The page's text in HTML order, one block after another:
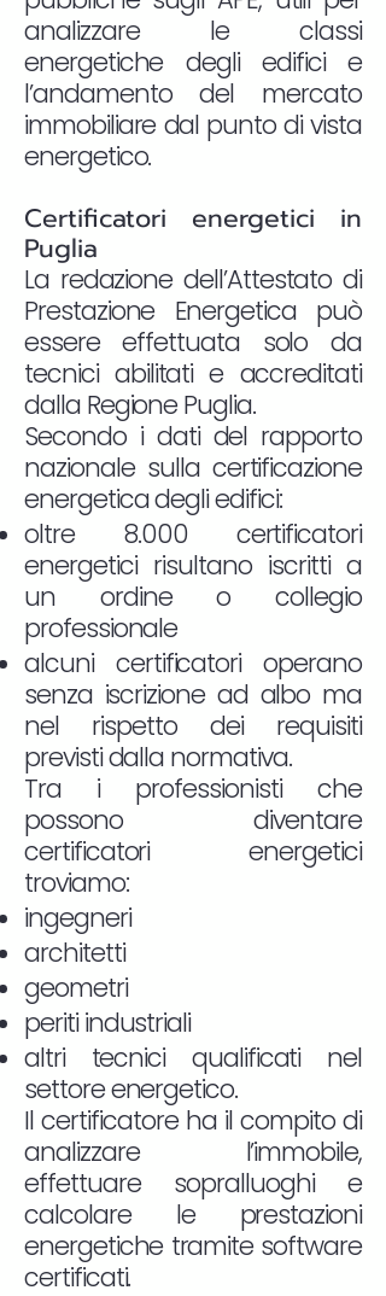
analizzare le classi
energetiche degli edifici e
l’andamento del mercato
immobiliare dal punto di vista
energetico.
Certificatori energetici in
Puglia
La redazione dell’Attestato di
Prestazione Energetica può
essere effettuata solo da
tecnici abilitati e accreditati
dalla Regione Puglia.
Secondo i dati del rapporto
nazionale sulla certificazione
energetica degli edifici:
oltre 8.000 certificatori
energetici risultano iscritti a
un ordine o collegio
professionale
alcuni certificatori operano
senza iscrizione ad albo ma
nel rispetto dei requisiti
previsti dalla normativa.
Tra i professionisti che
possono diventare
certificatori energetici
troviamo:
ingegneri
architetti
geometri
periti industriali
altri tecnici qualificati nel
settore energetico.
Il certificatore ha il compito di
analizzare l’immobile,
effettuare sopralluoghi e
calcolare le prestazioni
energetiche tramite software
certificati.